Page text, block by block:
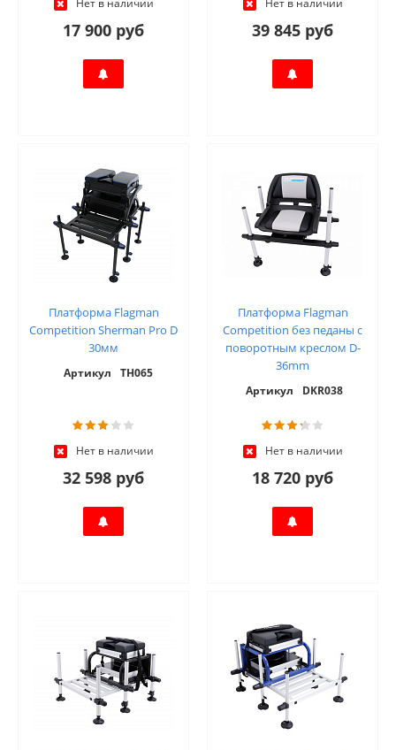
17 900 руб 39 845 руб
Платформа Flagman
Competition Sherman Pro D
30мм
Артикул TH065
Нет в наличии
32 598 руб
Платформа Flagman
Competition без педаны с
поворотным креслом D-
36mm
Артикул DKR038
Нет в наличии
18 720 руб